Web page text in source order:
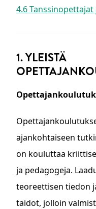
4.6
1. YLEISTÄ
ajankohtaiseen
on kouluttaa
ja pedagogeja.
teoreettisen tiedon
taidot, jolloin